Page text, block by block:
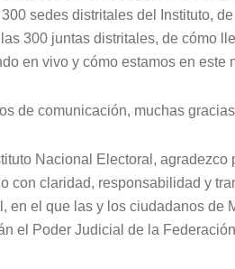
sedes distritales del Instituto,
300 juntas distritales, de cómo
en vivo y cómo estamos en este
de comunicación, muchas
Nacional Electoral,
con claridad, responsabilidad y
en el que las y los ciudadanos de
el Poder Judicial de la